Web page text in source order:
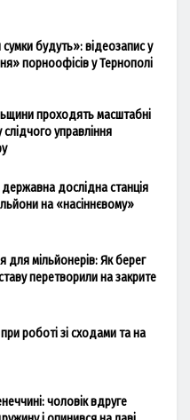
будуть»: відеозапис у
порноофісів у Тернополі
проходять масштабні
управління
державна дослідна станція
на «насіннєвому»
для мільйонерів: Як берег
перетворили на закрите
при роботі зі сходами та на
чоловік вдруге